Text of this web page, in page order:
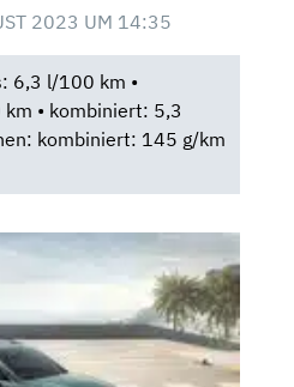
2023 UM 14:35
6,3 l/100 km •
• kombiniert: 5,3
kombiniert: 145 g/km